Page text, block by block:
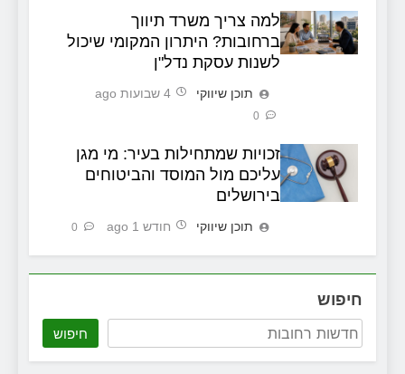
למה צריך משרד תיווך
ברחובות? היתרון המקומי שיכול
לשנות עסקת נדל"ן
תוכן שיווקי 4 שבועות ago
0
זכויות שמתחילות בעיר: מי מגן
עליכם מול המוסד והביטוחים
בירושלים
תוכן שיווקי חודש 1 ago 0
חיפוש
חיפוש